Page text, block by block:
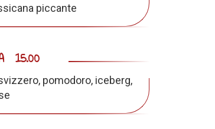
piccante
15.00
pomodoro, iceberg,